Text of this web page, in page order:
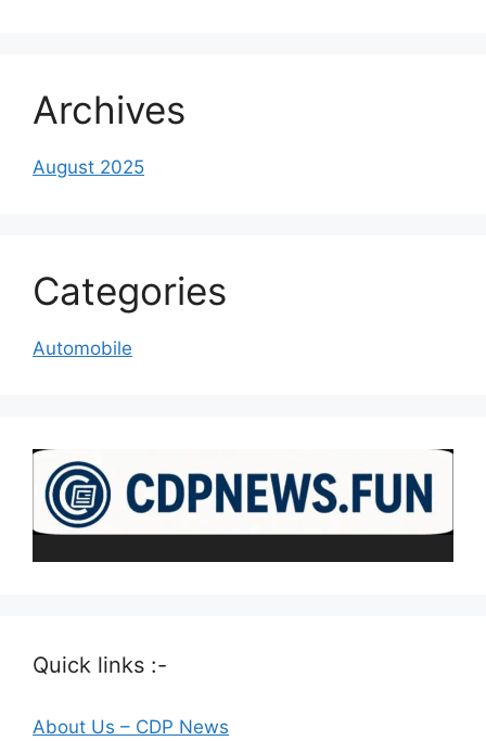
Archives
August 2025
Categories
Automobile
Quick links :-
About Us – CDP News